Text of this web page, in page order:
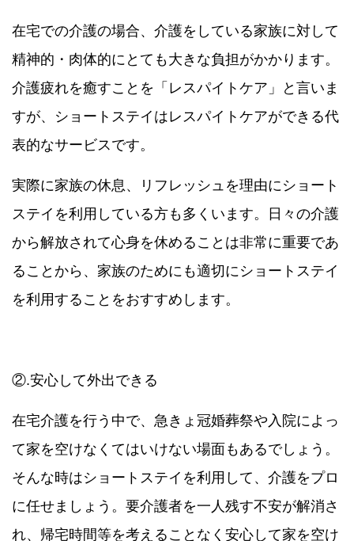
在宅での介護の場合、介護をしている家族に対して
精神的・肉体的にとても大きな負担がかかります。
介護疲れを癒すことを「レスパイトケア」と言いま
すが、ショートステイはレスパイトケアができる代
表的なサービスです。
実際に家族の休息、リフレッシュを理由にショート
ステイを利用している方も多くいます。日々の介護
から解放されて心身を休めることは非常に重要であ
ることから、家族のためにも適切にショートステイ
を利用することをおすすめします。
②.安心して外出できる
在宅介護を行う中で、急きょ冠婚葬祭や入院によっ
て家を空けなくてはいけない場面もあるでしょう。
そんな時はショートステイを利用して、介護をプロ
に任せましょう。要介護者を一人残す不安が解消さ
れ、帰宅時間等を考えることなく安心して家を空け